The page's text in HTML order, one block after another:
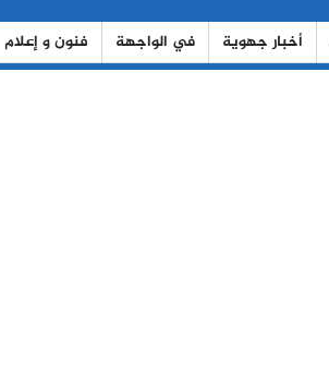
أخبار جهوية في الواجهة فنون و إعلام